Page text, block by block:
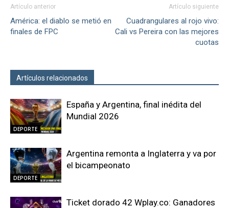
Artículo anterior
América: el diablo se metió en
finales de FPC
Artículo siguiente
Cuadrangulares al rojo vivo:
Cali vs Pereira con las mejores
cuotas
Artículos relacionados
DEPORTE
España y Argentina, final inédita del
Mundial 2026
DEPORTE
Argentina remonta a Inglaterra y va por
el bicampeonato
Ticket dorado 42 Wplay.co: Ganadores